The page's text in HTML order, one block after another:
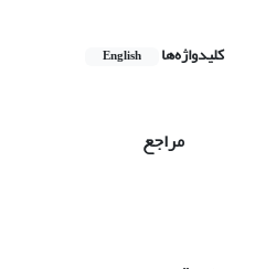
کلیدواژه‌ها English
مراجع